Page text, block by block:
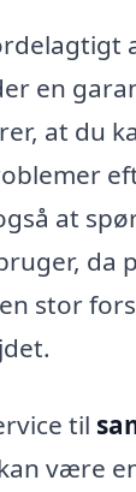
en
at du
at
da
stor
til
være